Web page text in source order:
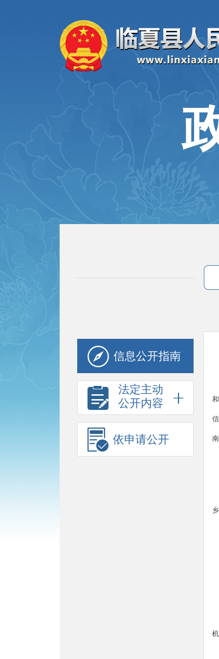
信息公开指南
法定主动
公开内容
依申请公开